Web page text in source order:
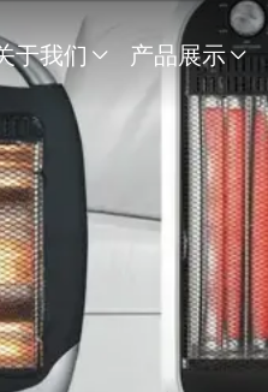
于我们  产品展示 